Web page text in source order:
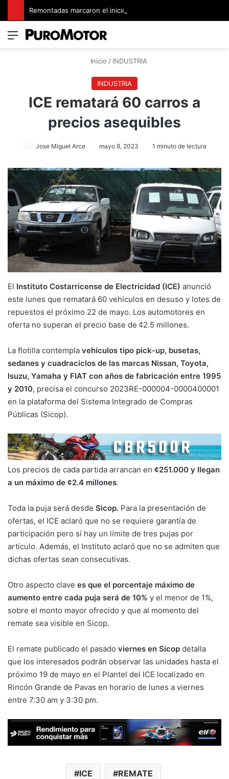
Menú
Inicio / INDUSTRIA
INDUSTRIA
ICE rematará 60 carros a
precios asequibles
Jose Miguel Arce mayo 8, 2023 1 minuto de lectura
El Instituto Costarricense de Electricidad (ICE) anunció
este lunes que rematará 60 vehículos en desuso y lotes de
repuestos el próximo 22 de mayo. Los automotores en
oferta no superan el precio base de ¢2.5 millones.
La flotilla contempla vehículos tipo pick-up, busetas,
sedanes y cuadraciclos de las marcas Nissan, Toyota,
Isuzu, Yamaha y FIAT con años de fabricación entre 1995
y 2010, precisa el concurso 2023RE-000004-0000400001
en la plataforma del Sistema Integrado de Compras
Públicas (Sicop).
Los precios de cada partida arrancan en ¢251.000 y llegan
a un máximo de ¢2.4 millones.
Toda la puja será desde Sicop. Para la presentación de
ofertas, el ICE aclaró que no se requiere garantía de
participación pero sí hay un límite de tres pujas por
artículo. Además, el Instituto aclaró que no se admiten que
dichas ofertas sean consecutivas.
Otro aspecto clave es que el porcentaje máximo de
aumento entre cada puja será de 10% y el menor de 1%,
sobre el monto mayor ofrecido y que al momento del
remate sea visible en Sicop.
El remate publicado el pasado viernes en Sicop detalla
que los interesados podrán observar las unidades hasta el
próximo 19 de mayo en el Plantel del ICE localizado en
Rincón Grande de Pavas en horario de lunes a viernes
entre 7:30 am y 3:30 pm.
ICE REMATE